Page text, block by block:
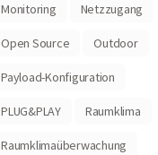
Monitoring Netzzugang
Open Source Outdoor
Payload-Konfiguration
PLUG&PLAY Raumklima
Raumklimaüberwachung